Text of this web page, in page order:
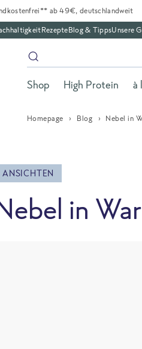
ab 49€, deutschlandweit
RezepteBlog & TippsUnsere
Shop High Protein à
Homepage Blog Nebel in
ANSICHTEN
in